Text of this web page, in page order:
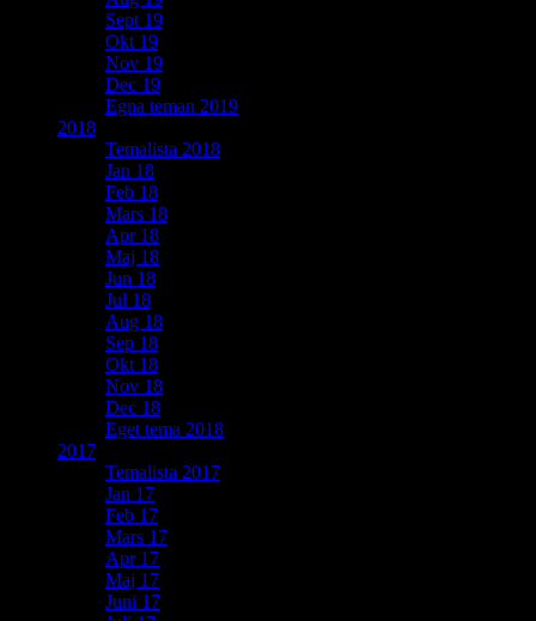
Sept 19
Okt 19
Nov 19
Dec 19
Egna teman 2019
2018
Temalista 2018
Jan 18
Feb 18
Mars 18
Apr 18
Maj 18
Jun 18
Jul 18
Aug 18
Sep 18
Okt 18
Nov 18
Dec 18
Eget tema 2018
2017
Temalista 2017
Jan 17
Feb 17
Mars 17
Apr 17
Maj 17
Juni 17